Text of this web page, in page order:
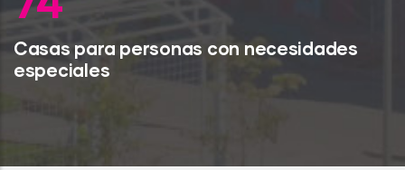
98
Casas para personas con necesidades
especiales